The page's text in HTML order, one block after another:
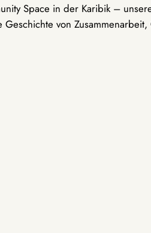
Space in der Karibik –
von